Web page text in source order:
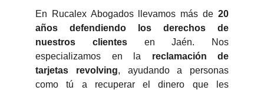
En Rucalex Abogados llevamos más de 20
años defendiendo los derechos de
nuestros clientesen Jaén. Nos
especializamos en la reclamación de
tarjetas revolving, ayudando a personas
como tú a recuperar el dinero que les